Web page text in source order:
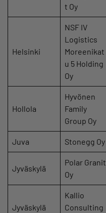
t Oy
Helsinki
NSF IV
Logistics
Moreenikat
u 5 Holding
Oy
Hollola
Hyvönen
Family
Group Oy
Juva Stonegg Oy
Jyväskylä
Polar Granit
Oy
Jyväskylä
Kallio
Consulting